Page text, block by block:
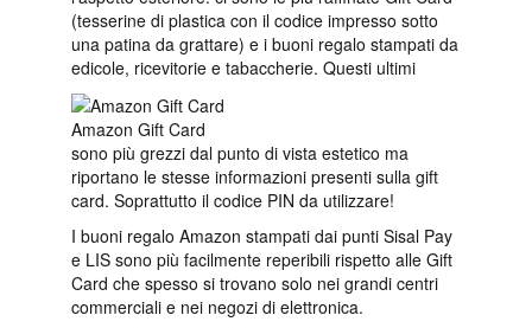
(tesserine di plastica con il codice impresso sotto
una patina da grattare) e i buoni regalo stampati da
edicole, ricevitorie e tabaccherie. Questi ultimi
Amazon Gift Card
sono più grezzi dal punto di vista estetico ma
riportano le stesse informazioni presenti sulla gift
card. Soprattutto il codice PIN da utilizzare!
I buoni regalo Amazon stampati dai punti Sisal Pay
e LIS sono più facilmente reperibili rispetto alle Gift
Card che spesso si trovano solo nei grandi centri
commerciali e nei negozi di elettronica.